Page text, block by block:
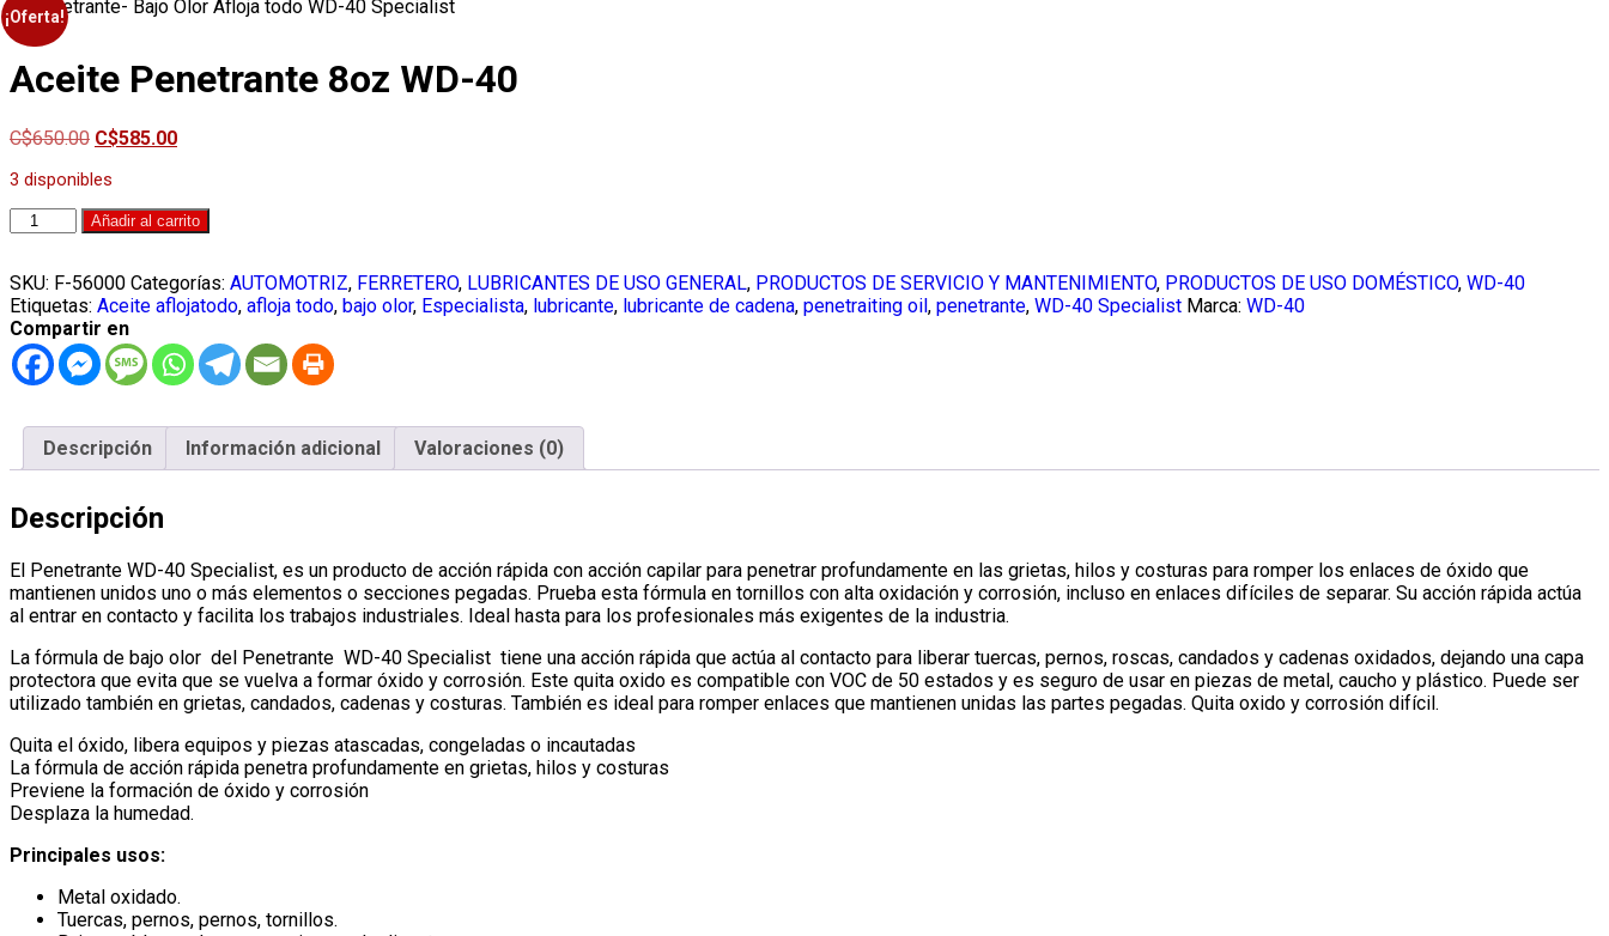
¡Oferta!
Aceite Penetrante 8oz WD-40
C$650.00 El
original
era:
C$650.00.
C$585.00El
es:
C$585.00.
3 disponibles
Aceite
WD-
40
cantidad
Añadir al carrito
SKU: F-56000 Categorías: AUTOMOTRIZ, FERRETERO, LUBRICANTES DE USO GENERAL, PRODUCTOS DE SERVICIO Y MANTENIMIENTO, PRODUCTOS DE USO DOMÉSTICO, WD-40
Etiquetas: Aceite aflojatodo, afloja todo, bajo olor, Especialista, lubricante, lubricante de cadena, penetraiting oil , penetrante, WD-40 Specialist Marca: WD-40
Compartir en
Descripción Información adicional Valoraciones (0)
Descripción
El Penetrante WD-40 Specialist, es un producto de acción rápida con acción capilar para penetrar profundamente en las grietas, hilos y costuras para romper los enlaces de óxido que
mantienen unidos uno o más elementos o secciones pegadas. Prueba esta fórmula en tornillos con alta oxidación y corrosión, incluso en enlaces difíciles de separar. Su acción rápida actúa
al entrar en contacto y facilita los trabajos industriales. Ideal hasta para los profesionales más exigentes de la industria.
La fórmula de bajo olor del Penetrante WD-40 Specialist tiene una acción rápida que actúa al contacto para liberar tuercas, pernos, roscas, candados y cadenas oxidados, dejando una capa
protectora que evita que se vuelva a formar óxido y corrosión. Este quita oxido es compatible con VOC de 50 estados y es seguro de usar en piezas de metal, caucho y plástico. Puede ser
utilizado también en grietas, candados, cadenas y costuras. También es ideal para romper enlaces que mantienen unidas las partes pegadas. Quita oxido y corrosión difícil.
Quita el óxido, libera equipos y piezas atascadas, congeladas o incautadas
La fórmula de acción rápida penetra profundamente en grietas, hilos y costuras
Previene la formación de óxido y corrosión
Desplaza la humedad.
Principales usos:
Metal oxidado.
Tuercas, pernos, pernos, tornillos.